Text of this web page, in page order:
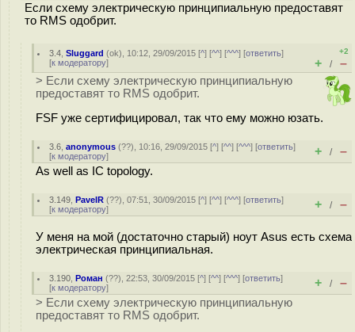
Если схему электрическую принципиальную предоставят
то RMS одобрит.
3.4 ,Sluggard (ok), 10:12, 29/09/2015 [^] [^^] [^^^] [ответить]
[к модератору]
+2
+ / –
> Если схему электрическую принципиальную
предоставят то RMS одобрит.
FSF уже сертифицировал, так что ему можно юзать.
3.6 ,anonymous (??), 10:16, 29/09/2015 [^] [^^] [^^^] [ответить]
[к модератору] + / –
As well as IC topology.
3.149 ,PavelR (??), 07:51, 30/09/2015 [^] [^^] [^^^] [ответить]
[к модератору] + / –
У меня на мой (достаточно старый) ноут Asus есть схема
электрическая принципиальная.
3.190 ,Роман (??), 22:53, 30/09/2015 [^] [^^] [^^^] [ответить]
[к модератору] + / –
> Если схему электрическую принципиальную
предоставят то RMS одобрит.